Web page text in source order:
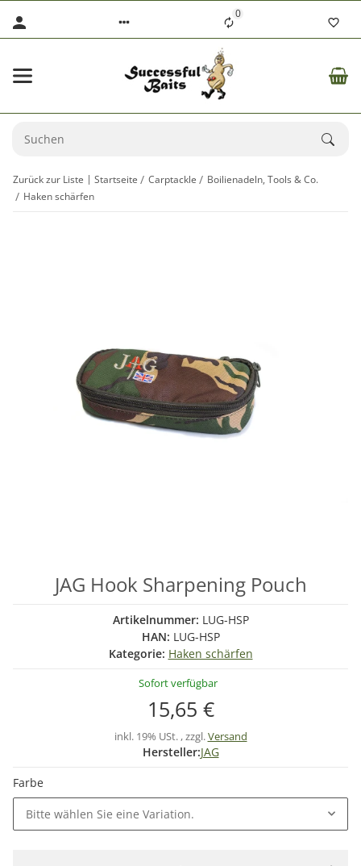
0
Zurück zur Liste Startseite Carptackle
Boilienadeln, Tools & Co.
Haken schärfen
JAG Hook Sharpening Pouch
Artikelnummer: LUG-HSP
HAN: LUG-HSP
Kategorie: Haken schärfen
Sofort verfügbar
15,65 €
inkl. 19% USt. , zzgl.Versand
Hersteller:JAG
Farbe
Bitte wählen Sie eine Variation.